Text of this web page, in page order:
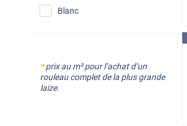
Blanc
*prix au m² pour l’achat d’un
rouleau complet de la plus grande
laize.